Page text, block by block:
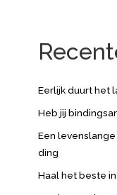
Eerlijk duurt het
Heb jij
Een
ding
Haal het beste